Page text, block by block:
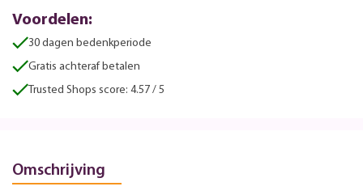
Voordelen:
30 dagen bedenkperiode
Gratis achteraf betalen
Trusted Shops score: 4.57 / 5
Omschrijving